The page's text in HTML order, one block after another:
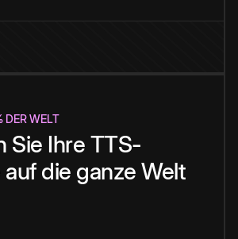
DER WELT
Sie Ihre TTS-
die ganze Welt